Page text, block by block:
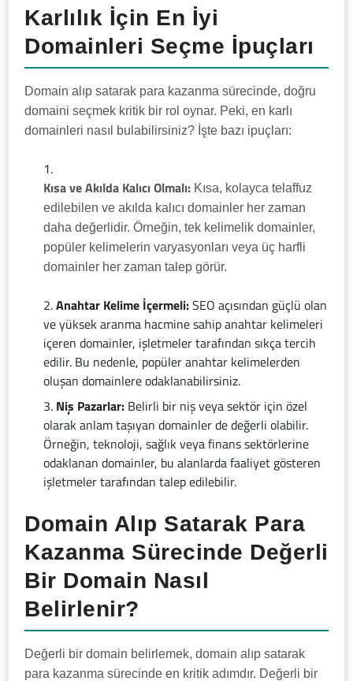
Karlılık İçin En İyi
Domainleri Seçme İpuçları
Domain alıp satarak para kazanma sürecinde, doğru
domaini seçmek kritik bir rol oynar. Peki, en karlı
domainleri nasıl bulabilirsiniz? İşte bazı ipuçları:
Kısa ve Akılda Kalıcı Olmalı: Kısa, kolayca telaffuz
edilebilen ve akılda kalıcı domainler her zaman
daha değerlidir. Örneğin, tek kelimelik domainler,
popüler kelimelerin varyasyonları veya üç harfli
domainler her zaman talep görür.
Anahtar Kelime İçermeli:SEO açısından güçlü olan
ve yüksek aranma hacmine sahip anahtar kelimeleri
içeren domainler, işletmeler tarafından sıkça tercih
edilir. Bu nedenle, popüler anahtar kelimelerden
oluşan domainlere odaklanabilirsiniz.
Niş Pazarlar: Belirli bir niş veya sektör için özel
olarak anlam taşıyan domainler de değerli olabilir.
Örneğin, teknoloji, sağlık veya finans sektörlerine
odaklanan domainler, bu alanlarda faaliyet gösteren
işletmeler tarafından talep edilebilir.
Domain Alıp Satarak Para
Kazanma Sürecinde Değerli
Bir Domain Nasıl
Belirlenir?
Değerli bir domain belirlemek, domain alıp satarak
para kazanma sürecinde en kritik adımdır. Değerli bir